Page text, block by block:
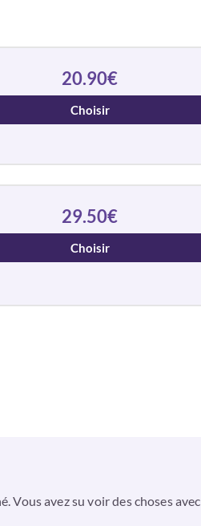
20.90€
Choisir
29.50€
Choisir
Vous avez su voir des choses avec